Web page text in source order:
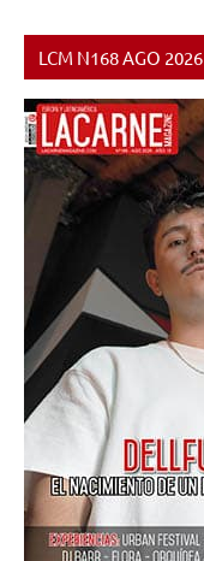
entradas
LCM N168 AGO 2026